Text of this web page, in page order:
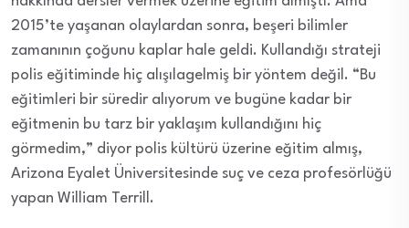
2015’te yaşanan olaylardan sonra, beşeri bilimler
zamanının çoğunu kaplar hale geldi. Kullandığı strateji
polis eğitiminde hiç alışılagelmiş bir yöntem değil. “Bu
eğitimleri bir süredir alıyorum ve bugüne kadar bir
eğitmenin bu tarz bir yaklaşım kullandığını hiç
görmedim,” diyor polis kültürü üzerine eğitim almış,
Arizona Eyalet Üniversitesinde suç ve ceza profesörlüğü
yapan William Terrill.